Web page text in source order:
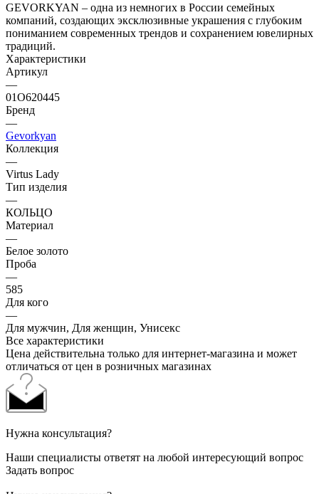
GEVORKYAN – одна из немногих в России семейных
компаний, создающих эксклюзивные украшения с глубоким
пониманием современных трендов и сохранением ювелирных
традиций.
Характеристики
Артикул
—
01О620445
Бренд
—
Gevorkyan
Коллекция
—
Virtus Lady
Тип изделия
—
КОЛЬЦО
Материал
—
Белое золото
Проба
—
585
Для кого
—
Для мужчин, Для женщин, Унисекс
Все характеристики
Цена действительна только для интернет-магазина и может
отличаться от цен в розничных магазинах
Нужна консультация?
Наши специалисты ответят на любой интересующий вопрос
Задать вопрос